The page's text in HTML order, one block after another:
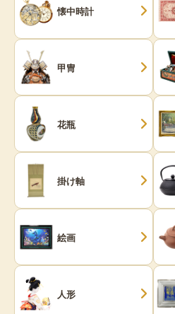
懐中時計
甲冑
花瓶
掛け軸
絵画
人形